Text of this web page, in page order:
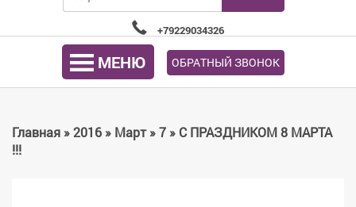
+79229034326
МЕНЮ ОБРАТНЫЙ ЗВОНОК
Главная»2016» Март»7» С ПРАЗДНИКОМ 8 МАРТА
!!!